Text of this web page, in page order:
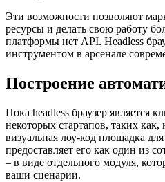
Эти возможности позволяют
ресурсы и делать свою работу
платформы нет API. Headless
инструментом в арсенале
Построение
Пока headless браузер является
некоторых стартапов, таких как,
визуальная лоу-код площадка
предоставляет его как один из
– в виде отдельного модуля,
ваши сценарии.